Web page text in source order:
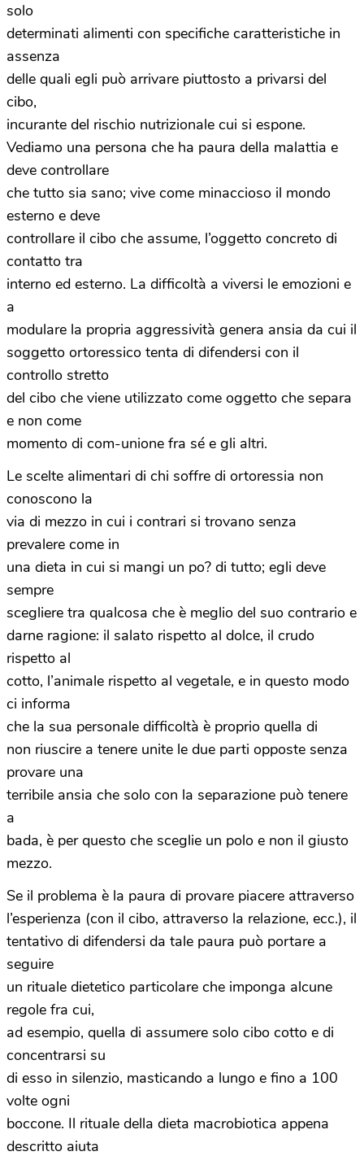
solo
determinati alimenti con specifiche caratteristiche in
assenza
delle quali egli può arrivare piuttosto a privarsi del
cibo,
incurante del rischio nutrizionale cui si espone.
Vediamo una persona che ha paura della malattia e
deve controllare
che tutto sia sano; vive come minaccioso il mondo
esterno e deve
controllare il cibo che assume, l’oggetto concreto di
contatto tra
interno ed esterno. La difficoltà a viversi le emozioni e
a
modulare la propria aggressività genera ansia da cui il
soggetto ortoressico tenta di difendersi con il
controllo stretto
del cibo che viene utilizzato come oggetto che separa
e non come
momento di com-unione fra sé e gli altri.
Le scelte alimentari di chi soffre di ortoressia non
conoscono la
via di mezzo in cui i contrari si trovano senza
prevalere come in
una dieta in cui si mangi un po? di tutto; egli deve
sempre
scegliere tra qualcosa che è meglio del suo contrario e
darne ragione: il salato rispetto al dolce, il crudo
rispetto al
cotto, l’animale rispetto al vegetale, e in questo modo
ci informa
che la sua personale difficoltà è proprio quella di
non riuscire a tenere unite le due parti opposte senza
provare una
terribile ansia che solo con la separazione può tenere
a
bada, è per questo che sceglie un polo e non il giusto
mezzo.
Se il problema è la paura di provare piacere attraverso
l’esperienza (con il cibo, attraverso la relazione, ecc.), il
tentativo di difendersi da tale paura può portare a
seguire
un rituale dietetico particolare che imponga alcune
regole fra cui,
ad esempio, quella di assumere solo cibo cotto e di
concentrarsi su
di esso in silenzio, masticando a lungo e fino a 100
volte ogni
boccone. Il rituale della dieta macrobiotica appena
descritto aiuta